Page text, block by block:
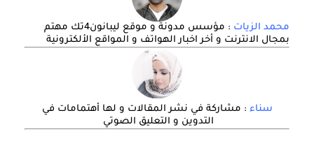
محمد الزيات
: مؤسس مدونة و موقع ليبانون4تك مهتم
بمجال الانترنت و أخر اخبار الهواتف و المواقع الألكترونية
سناء : مشاركة في نشر المقالات و لها أهتمامات في
التدوين و التعليق الصوتي